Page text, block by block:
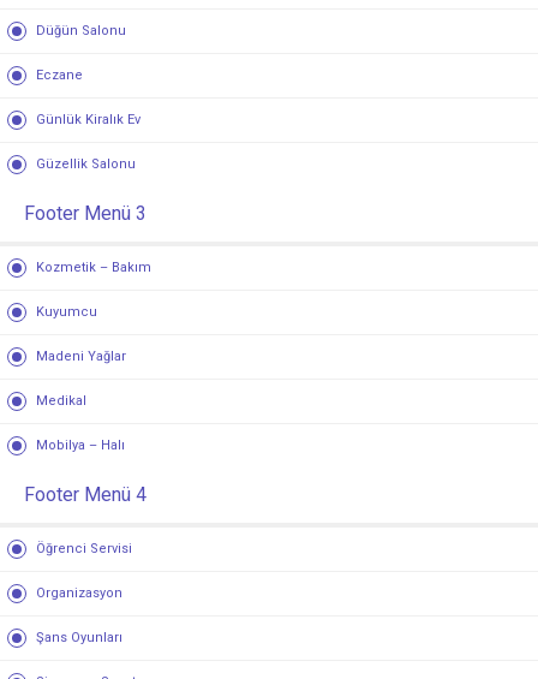
Düğün Salonu
Eczane
Günlük Kiralık Ev
Güzellik Salonu
Footer Menü 3
Kozmetik – Bakım
Kuyumcu
Madeni Yağlar
Medikal
Mobilya – Halı
Footer Menü 4
Öğrenci Servisi
Organizasyon
Şans Oyunları